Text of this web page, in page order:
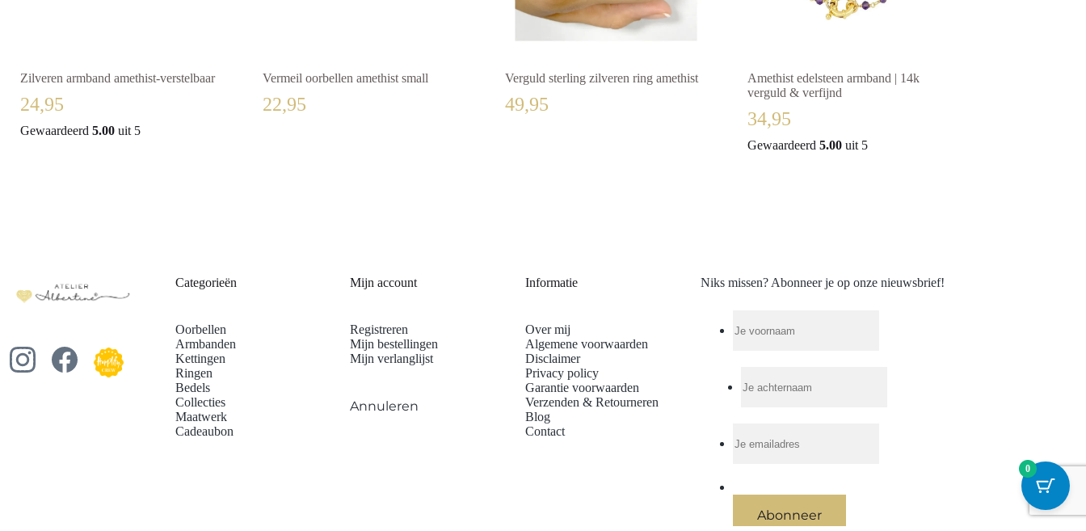
Zilveren armband amethist-verstelbaar
24,95
Gewaardeerd 5.00 uit 5
Vermeil oorbellen amethist small
22,95
Verguld sterling zilveren ring amethist
49,95
Amethist edelsteen armband | 14k
verguld & verfijnd
34,95
Gewaardeerd 5.00 uit 5
Categorieën
Oorbellen
Armbanden
Kettingen
Ringen
Bedels
Collecties
Maatwerk
Cadeaubon
Mijn account
Registreren
Mijn bestellingen
Mijn verlanglijst
Annuleren
Informatie
Over mij
Algemene voorwaarden
Disclaimer
Privacy policy
Garantie voorwaarden
Verzenden & Retourneren
Blog
Contact
Niks missen? Abonneer je op onze nieuwsbrief!
0